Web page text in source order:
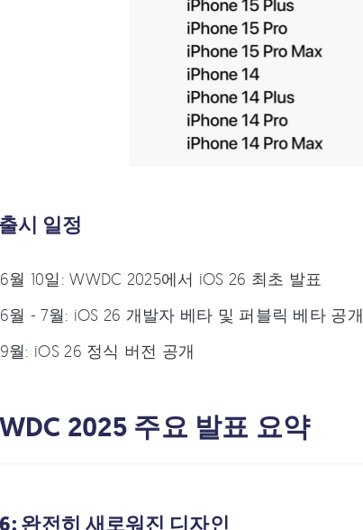
시 일정
월 10일: WWDC 2025에서 iOS 26 최초 발표
월 - 7월: iOS 26 개발자 베타 및 퍼블릭 베타 공개
월: iOS 26 정식 버전 공개
2025 주요 발표 요약
완전히 새로워진 디자인